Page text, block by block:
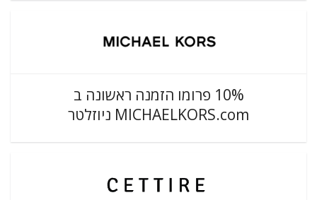
10% פרומו הזמנה ראשונה ב
MICHAELKORS.com ניוזלטר